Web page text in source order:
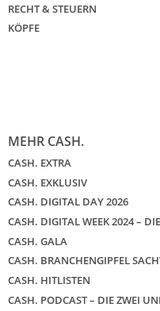
RECHT & STEUERN
KÖPFE
MEHR CASH.
CASH. EXTRA
CASH. EXKLUSIV
CASH. DIGITAL DAY 2026
CASH. DIGITAL WEEK 2024 –
CASH. GALA
CASH. BRANCHENGIPFEL
CASH. HITLISTEN
CASH. PODCAST – DIE ZWEI